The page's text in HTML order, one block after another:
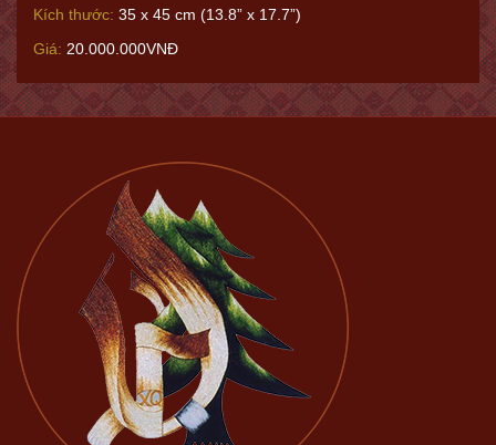
Kích thước: 35 x 45 cm (13.8” x 17.7”)
Giá: 20.000.000VNĐ